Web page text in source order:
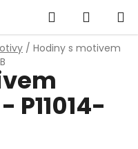
Hledat
KOŠÍK
/ Hodiny s motivem